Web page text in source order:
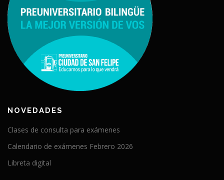
NOVEDADES
Clases de consulta para exámenes
Calendario de exámenes Febrero 2026
Libreta digital